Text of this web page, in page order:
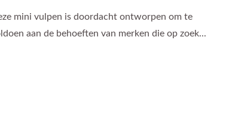
mini vulpen is doordacht ontworpen om te
aan de behoeften van merken die op zoek...